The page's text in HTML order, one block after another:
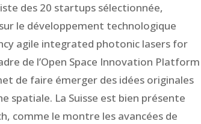
des 20 startups sélectionnée,
le développement technologique
agile integrated photonic lasers for
de l’Open Space Innovation Platform
de faire émerger des idées originales
spatiale. La Suisse est bien présente
comme le montre les avancées de